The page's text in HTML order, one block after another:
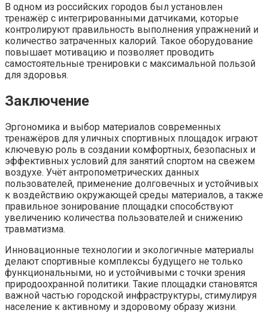
В одном из российских городов был установлен
тренажёр с интегрированными датчиками, которые
контролируют правильность выполнения упражнений и
количество затраченных калорий. Такое оборудование
повышает мотивацию и позволяет проводить
самостоятельные тренировки с максимальной пользой
для здоровья.
Заключение
Эргономика и выбор материалов современных
тренажёров для уличных спортивных площадок играют
ключевую роль в создании комфортных, безопасных и
эффективных условий для занятий спортом на свежем
воздухе. Учёт антропометрических данных
пользователей, применение долговечных и устойчивых
к воздействию окружающей среды материалов, а также
правильное зонирование площадки способствуют
увеличению количества пользователей и снижению
травматизма.
Инновационные технологии и экологичные материалы
делают спортивные комплексы будущего не только
функциональными, но и устойчивыми с точки зрения
природоохранной политики. Такие площадки становятся
важной частью городской инфраструктуры, стимулируя
население к активному и здоровому образу жизни.